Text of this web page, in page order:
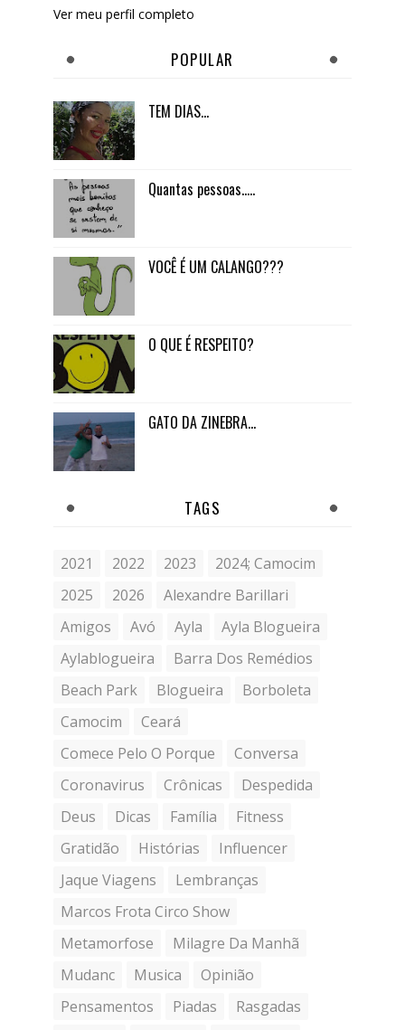
Ver meu perfil completo
POPULAR
TEM DIAS...
Quantas pessoas.....
VOCÊ É UM CALANGO???
O QUE É RESPEITO?
GATO DA ZINEBRA...
TAGS
2021 2022 2023
2024; Camocim
2025
2026
Alexandre Barillari
Amigos
Avó Ayla
Ayla Blogueira
Aylablogueira
Barra Dos Remédios
Beach Park
Blogueira
Borboleta
Camocim
Ceará
Comece Pelo O Porque
Conversa
Coronavirus
Crônicas
Despedida
Deus
Dicas Família
Fitness
Gratidão
Histórias
Influencer
Jaque Viagens
Lembranças
Marcos Frota Circo Show
Metamorfose
Milagre Da Manhã
Mudanc
Musica
Opinião
Pensamentos
Piadas
Rasgadas